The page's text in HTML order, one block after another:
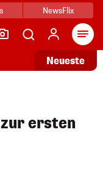
NewsFlix
Neueste
ersten